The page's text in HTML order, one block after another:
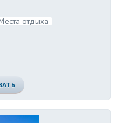
отдыха